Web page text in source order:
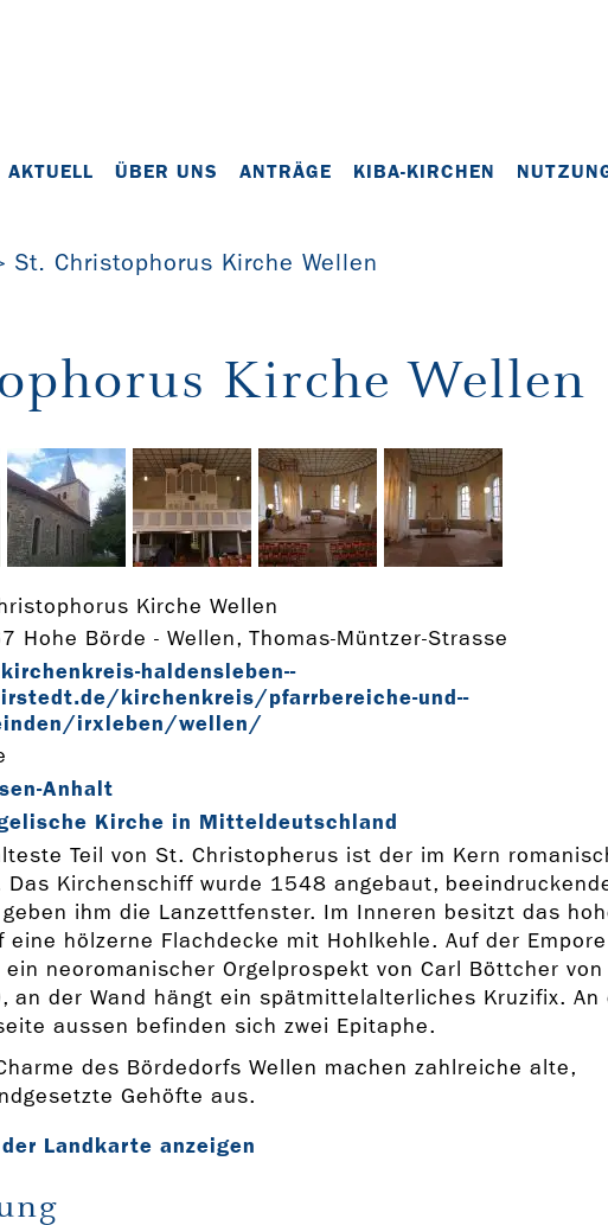
AKTUELL ÜBER UNS ANTRÄGE KIBA-KIRCHEN
St. Christophorus Kirche Wellen
Kirche Wellen
Kirche Wellen
Hohe Börde - Wellen, Thomas-Müntzer-Strasse
­haldensleben-­
kirchenkreis/pfarrbereiche-­und-­
irxleben/wellen/
Anhalt
Kirche in Mitteldeutschland
Teil von St. Christopherus ist der im Kern
Das Kirchenschiff wurde 1548 angebaut,
ihm die Lanzettfenster. Im Inneren besitzt das
eine hölzerne Flachdecke mit Hohlkehle. Auf der Empore
neoromanischer Orgelprospekt von Carl Böttcher von
an der Wand hängt ein spätmittelalterliches Kruzifix. An
aussen befinden sich zwei Epitaphe.
des Bördedorfs Wellen machen zahlreiche alte,
Gehöfte aus.
Landkarte anzeigen